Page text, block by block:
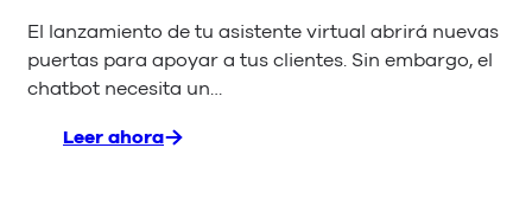
El lanzamiento de tu asistente virtual abrirá nuevas
puertas para apoyar a tus clientes. Sin embargo, el
chatbot necesita un…
Leer ahora
: